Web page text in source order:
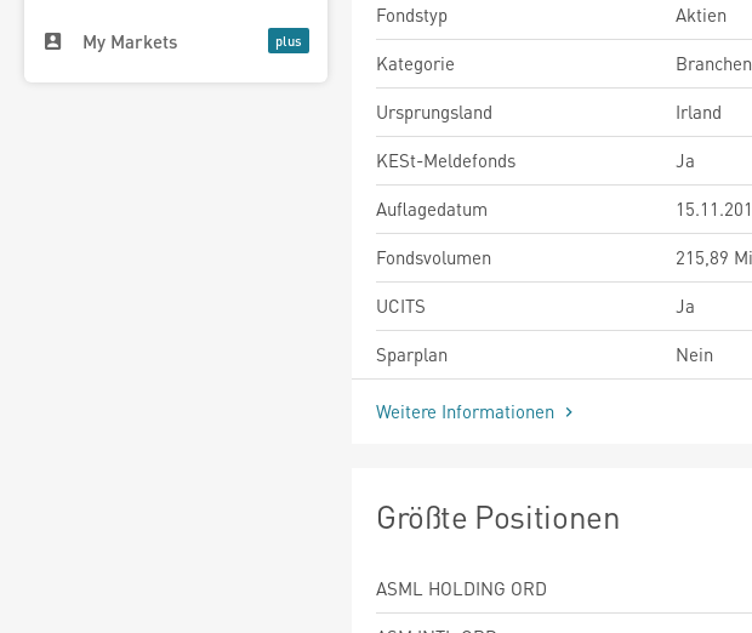
My Markets
Fondstyp
Aktien
Kategorie
Ursprungsland
Irland
KESt-Meldefonds
Ja
Auflagedatum
Fondsvolumen
215,89
UCITS
Ja
Sparplan
Nein
Weitere Informationen
Größte Positionen
ASML HOLDING ORD